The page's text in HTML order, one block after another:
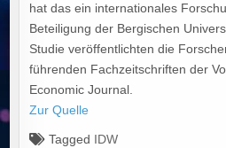
hat das ein internationales
Beteiligung der Bergischen
Studie veröffentlichten die
führenden Fachzeitschriften der
Economic Journal.
Zur Quelle
Tagged IDW